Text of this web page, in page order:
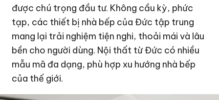
được chú trọng đầu tư. Không cầu kỳ, phức
tạp, các thiết bị nhà bếp của Đức tập trung
mang lại trải nghiệm tiện nghi, thoải mái và lâu
bền cho người dùng. Nội thất từ Đức có nhiều
mẫu mã đa dạng, phù hợp xu hướng nhà bếp
của thế giới.